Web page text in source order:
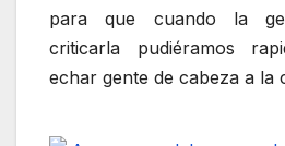
para que cuando la
criticarla pudiéramos
echar gente de cabeza a la